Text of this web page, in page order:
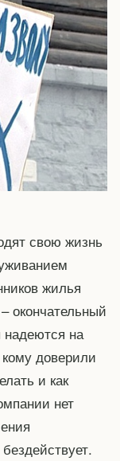
свою жизнь
жилья
окончательный
на
доверили
и как
нет